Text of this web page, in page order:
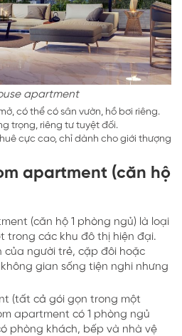
apartment
có thể có sân vườn, hồ bơi riêng.
trọng, riêng tư tuyệt đối.
cực cao, chỉ dành cho giới thượng
apartment (căn hộ
(căn hộ 1 phòng ngủ) là loại
trong các khu đô thị hiện đại.
của người trẻ, cặp đôi hoặc
gian sống tiện nghi nhưng
(tất cả gói gọn trong một
apartment có 1 phòng ngủ
phòng khách, bếp và nhà vệ